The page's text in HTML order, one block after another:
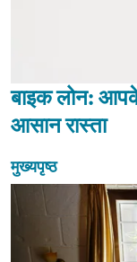
बाइक लोन:
आसान रास्ता
मुख्यपृष्ठ